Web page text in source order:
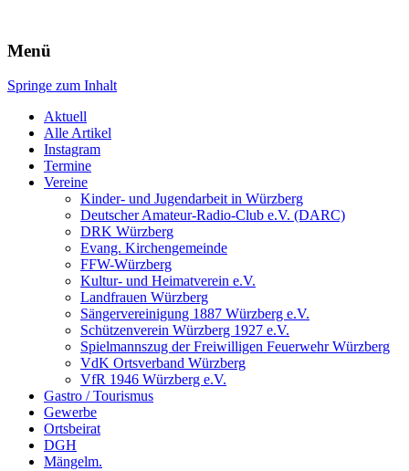
Würzberg.info
Suchen
Menü
Springe zum Inhalt
Aktuell
Alle Artikel
Instagram
Termine
Vereine
Kinder- und Jugendarbeit in Würzberg
Deutscher Amateur-Radio-Club e.V. (DARC)
DRK Würzberg
Evang. Kirchengemeinde
FFW-Würzberg
Kultur- und Heimatverein e.V.
Landfrauen Würzberg
Sängervereinigung 1887 Würzberg e.V.
Schützenverein Würzberg 1927 e.V.
Spielmannszug der Freiwilligen Feuerwehr Würzberg
VdK Ortsverband Würzberg
VfR 1946 Würzberg e.V.
Gastro / Tourismus
Gewerbe
Ortsbeirat
DGH
Mängelm.